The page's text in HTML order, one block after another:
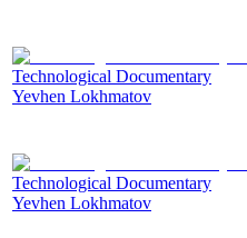
Technological Documentary
Yevhen Lokhmatov
Technological Documentary
Yevhen Lokhmatov